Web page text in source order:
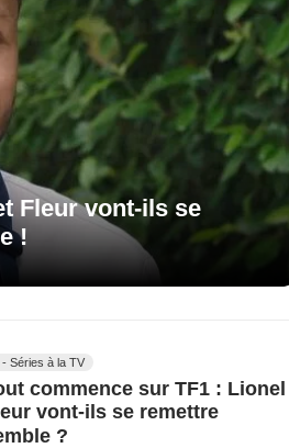
Fleur vont-ils se
!
- Séries à la TV
commence sur TF1 : Lionel
vont-ils se remettre
?